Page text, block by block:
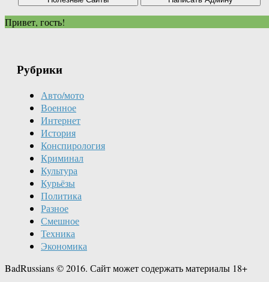
Привет, гость!
Рубрики
Авто/мото
Военное
Интернет
История
Конспирология
Криминал
Культура
Курьёзы
Политика
Разное
Смешное
Техника
Экономика
BadRussians © 2016. Сайт может содержать материалы 18+